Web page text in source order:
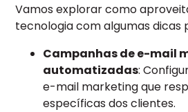
Vamos explorar como
tecnologia com algumas dicas
Campanhas de e-mail
automatizadas:
e-mail marketing que
específicas dos clientes.